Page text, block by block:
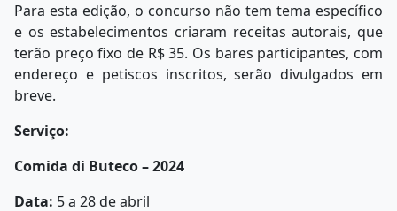
Para esta edição, o concurso não tem tema específico
e os estabelecimentos criaram receitas autorais, que
terão preço fixo de R$ 35. Os bares participantes, com
endereço e petiscos inscritos, serão divulgados em
breve.
Serviço:
Comida di Buteco – 2024
Data: 5 a 28 de abril